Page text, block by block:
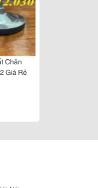
Chân
Giá Rẻ